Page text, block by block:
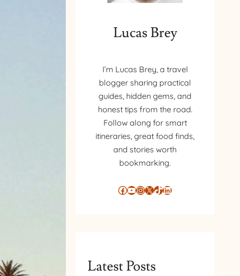
Lucas Brey
I’m Lucas Brey, a travel
blogger sharing practical
guides, hidden gems, and
honest tips from the road.
Follow along for smart
itineraries, great food finds,
and stories worth
bookmarking.
Facebook YouTube InstagramX TikTok LinkedIn
Latest Posts